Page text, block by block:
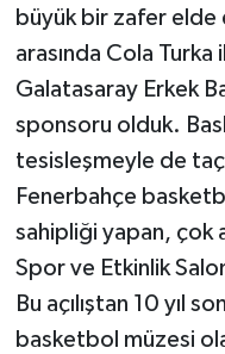
büyük bir zafer elde
arasında Cola
Galatasaray Erkek
sponsoru olduk.
tesisleşmeyle de
Fenerbahçe
sahipliği yapan, çok
Spor ve Etkinlik
Bu açılıştan 10 yıl
basketbol müzesi